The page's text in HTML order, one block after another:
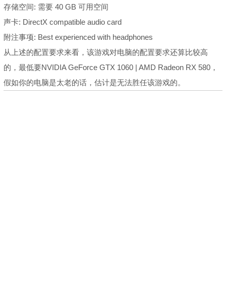
存储空间: 需要 40 GB 可用空间
声卡: DirectX compatible audio card
附注事项: Best experienced with headphones
从上述的配置要求来看，该游戏对电脑的配置要求还算比较高
的，最低要NVIDIA GeForce GTX 1060 | AMD Radeon RX 580，
假如你的电脑是太老的话，估计是无法胜任该游戏的。